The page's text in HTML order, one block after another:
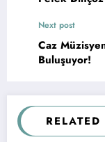
Next post
Caz
Buluşuyor!
RELATED